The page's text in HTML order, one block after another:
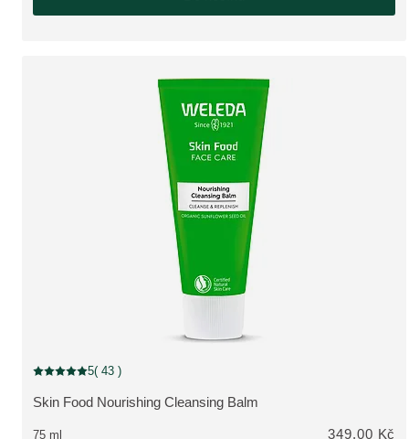
ZOBRAZIT PRODUKT:
Skin Food Nourishing Cleansing Balm
Aktuální hodnocení: 5 z 5 hvězdiček hodnoceno 43 zákazníky
5( 43 )
75 ml 349,00 Kč